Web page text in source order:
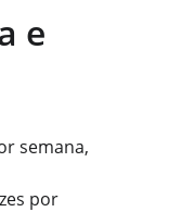
e
semana,
por